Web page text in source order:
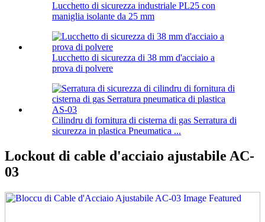
Lucchetto di sicurezza industriale PL25 con
maniglia isolante da 25 mm
Lucchetto di sicurezza di 38 mm d'acciaio a
prova di polvere
Cilindru di fornitura di cisterna di gas Serratura di
sicurezza in plastica Pneumatica ...
Lockout di cable d'acciaio ajustabile AC-
03